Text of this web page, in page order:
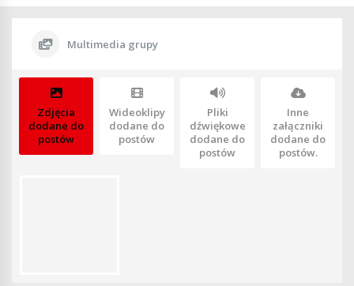
Multimedia grupy
Zdjęcia
dodane do
postów
Wideoklipy
dodane do
postów
Pliki
dźwiękowe
dodane do
postów
Inne
załączniki
dodane do
postów.